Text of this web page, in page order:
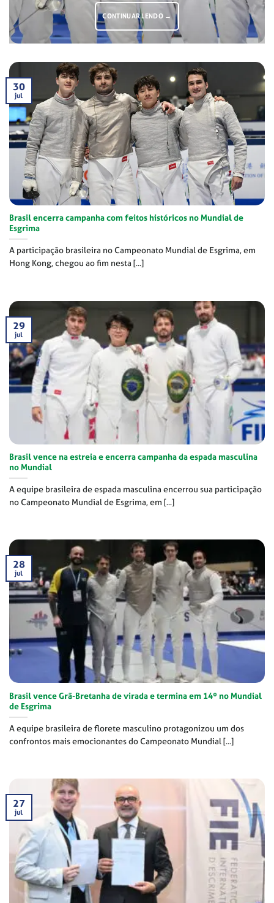
CONTINUAR LENDO →
Brasil encerra campanha com feitos históricos no Mundial de
Esgrima
A participação brasileira no Campeonato Mundial de Esgrima, em
Hong Kong, chegou ao fim nesta [...]
30
jul
Brasil vence na estreia e encerra campanha da espada masculina
no Mundial
A equipe brasileira de espada masculina encerrou sua participação
no Campeonato Mundial de Esgrima, em [...]
29
jul
Brasil vence Grã-Bretanha de virada e termina em 14º no Mundial
de Esgrima
A equipe brasileira de florete masculino protagonizou um dos
confrontos mais emocionantes do Campeonato Mundial [...]
28
jul
27
jul